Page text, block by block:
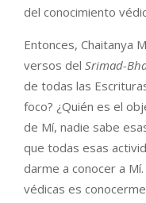
del conocimiento
Entonces, Chaitanya
versos del Srimad-
de todas las
foco? ¿Quién es el
de Mí, nadie sabe
que todas esas
darme a conocer a
védicas es